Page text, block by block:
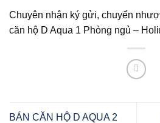
Chuyên nhận ký gửi, chuyển
căn hộ D Aqua 1 Phòng ngủ –
BÁN CĂN HỘ D AQUA 2